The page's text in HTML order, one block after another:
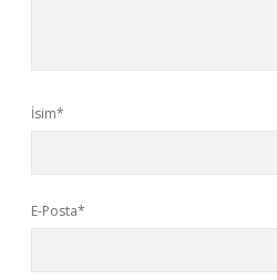
İsim*
E-Posta*